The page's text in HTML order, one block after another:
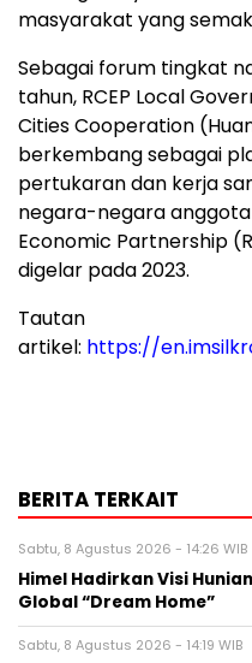
masyarakat yang
Sebagai forum tingkat
tahun, RCEP Local
Cities Cooperation
berkembang sebagai
pertukaran dan kerja
negara-negara
Economic Partnership
digelar pada 2023.
Tautan
artikel: https://
BERITA TERKAIT
Sabtu, 8 Agustus 2026 - 14:26 WIB
Himel Hadirkan Visi
Global “Dream Home”
Sabtu, 8 Agustus 2026 - 14:19 WIB